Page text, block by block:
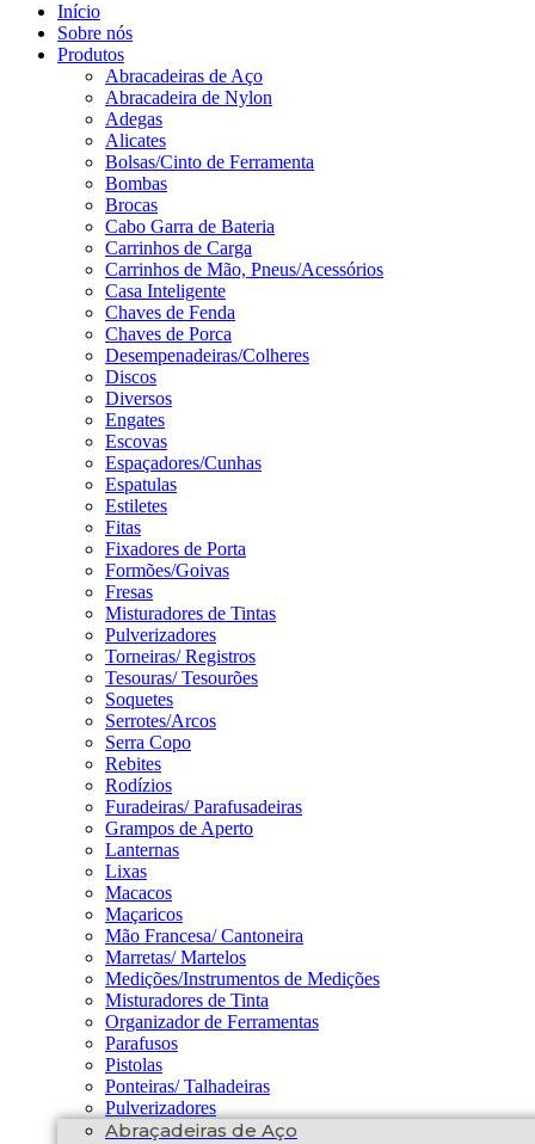
Início
Sobre nós
Produtos
Abracadeiras de Aço
Abracadeira de Nylon
Adegas
Alicates
Bolsas/Cinto de Ferramenta
Bombas
Brocas
Cabo Garra de Bateria
Carrinhos de Carga
Carrinhos de Mão, Pneus/Acessórios
Casa Inteligente
Chaves de Fenda
Chaves de Porca
Desempenadeiras/Colheres
Discos
Diversos
Engates
Escovas
Espaçadores/Cunhas
Espatulas
Estiletes
Fitas
Fixadores de Porta
Formões/Goivas
Fresas
Misturadores de Tintas
Pulverizadores
Torneiras/ Registros
Tesouras/ Tesourões
Soquetes
Serrotes/Arcos
Serra Copo
Rebites
Rodízios
Furadeiras/ Parafusadeiras
Grampos de Aperto
Lanternas
Lixas
Macacos
Maçaricos
Mão Francesa/ Cantoneira
Marretas/ Martelos
Medições/Instrumentos de Medições
Misturadores de Tinta
Organizador de Ferramentas
Parafusos
Pistolas
Ponteiras/ Talhadeiras
Pulverizadores
Abraçadeiras de Aço